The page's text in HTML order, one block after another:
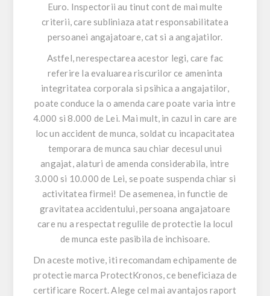
Euro. Inspectorii au tinut cont de mai multe
criterii, care subliniaza atat responsabilitatea
persoanei angajatoare, cat si a angajatilor.
Astfel, nerespectarea acestor legi, care fac
referire la evaluarea riscurilor ce ameninta
integritatea corporala si psihica a angajatilor,
poate conduce la o amenda care poate varia intre
4.000 si 8.000 de Lei. Mai mult, in cazul in care are
loc un accident de munca, soldat cu incapacitatea
temporara de munca sau chiar decesul unui
angajat, alaturi de amenda considerabila, intre
3.000 si 10.000 de Lei, se poate suspenda chiar si
activitatea firmei! De asemenea, in functie de
gravitatea accidentului, persoana angajatoare
care nu a respectat regulile de protectie la locul
de munca este pasibila de inchisoare.
Dn aceste motive, iti recomandam echipamente de
protectie marca ProtectKronos, ce beneficiaza de
certificare Rocert. Alege cel mai avantajos raport